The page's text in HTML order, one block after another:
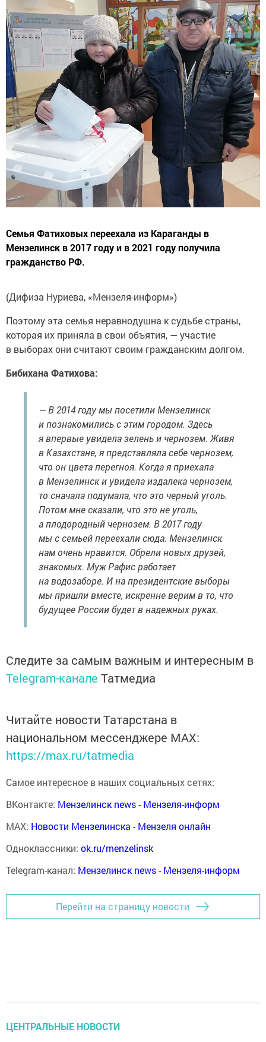
Семья Фатиховых переехала из Караганды в
Мензелинск в 2017 году и в 2021 году получила
гражданство РФ.
(Дифиза Нуриева, «Мензеля-информ»)
Поэтому эта семья неравнодушна к судьбе страны,
которая их приняла в свои объятия, — участие
в выборах они считают своим гражданским долгом.
Бибихана Фатихова:
— В 2014 году мы посетили Мензелинск
и познакомились с этим городом. Здесь
я впервые увидела зелень и чернозем. Живя
в Казахстане, я представляла себе чернозем,
что он цвета перегноя. Когда я приехала
в Мензелинск и увидела издалека чернозем,
то сначала подумала, что это черный уголь.
Потом мне сказали, что это не уголь,
а плодородный чернозем. В 2017 году
мы с семьей переехали сюда. Мензелинск
нам очень нравится. Обрели новых друзей,
знакомых. Муж Рафис работает
на водозаборе. И на президентские выборы
мы пришли вместе, искренне верим в то, что
будущее России будет в надежных руках.
Следите за самым важным и интересным в
Telegram-канале Татмедиа
Читайте новости Татарстана в
национальном мессенджере MАХ:
https://max.ru/tatmedia
Самое интересное в наших социальных сетях:
ВКонтакте: Мензелинск news - Мензеля-информ
MAX: Новости Мензелинска - Мензеля онлайн
Одноклассники: ok.ru/menzelinsk
Telegram-канал: Мензелинск news - Мензеля-информ
Перейти на страницу новости
ЦЕНТРАЛЬНЫЕ НОВОСТИ